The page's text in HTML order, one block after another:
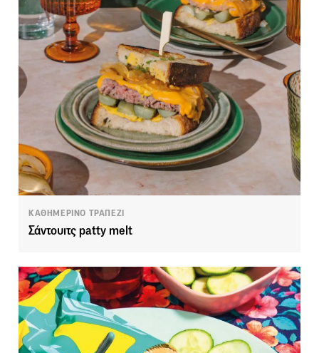
ΚΑΘΗΜΕΡΙΝΟ ΤΡΑΠΕΖΙ
Σάντουιτς patty melt